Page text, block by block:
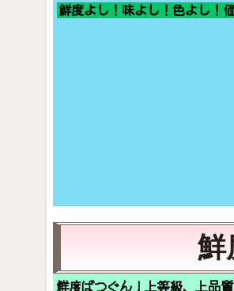
鮮度よし！味よし！色よし！
鮮
鮮度ばつぐん！上等級、上品